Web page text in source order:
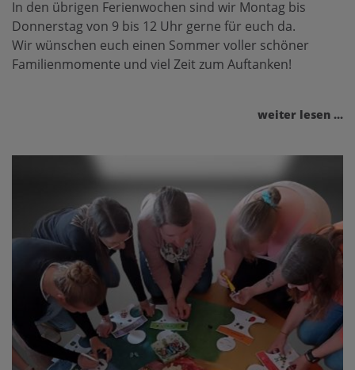
In den übrigen Ferienwochen sind wir Montag bis
Donnerstag von 9 bis 12 Uhr gerne für euch da.
Wir wünschen euch einen Sommer voller schöner
Familienmomente und viel Zeit zum Auftanken!
weiter lesen ...